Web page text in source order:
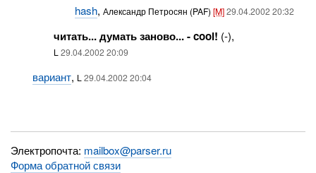
hash,Александр Петросян (PAF)[M]29.04.2002 20:32
читать... думать заново... - cool! (-),
L 29.04.2002 20:09
вариант, L 29.04.2002 20:04
Электропочта: mailbox@parser.ru
Форма обратной связи